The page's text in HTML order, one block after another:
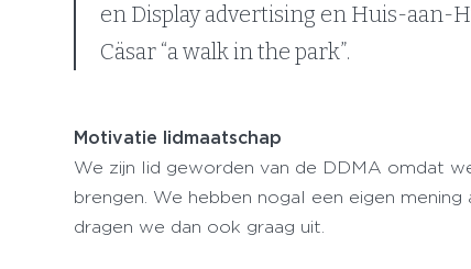
en Display advertising en Huis-aan-
Cäsar “a walk in the park”.
Motivatie lidmaatschap
We zijn lid geworden van de DDMA omdat
brengen. We hebben nogal een eigen
dragen we dan ook graag uit.